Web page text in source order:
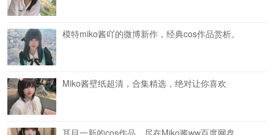
模特miko酱吖的微博新作，经典cos作品赏析。
Miko酱壁纸超清，合集精选，绝对让你喜欢
耳目一新的cos作品，尽在Miko酱ww百度网盘